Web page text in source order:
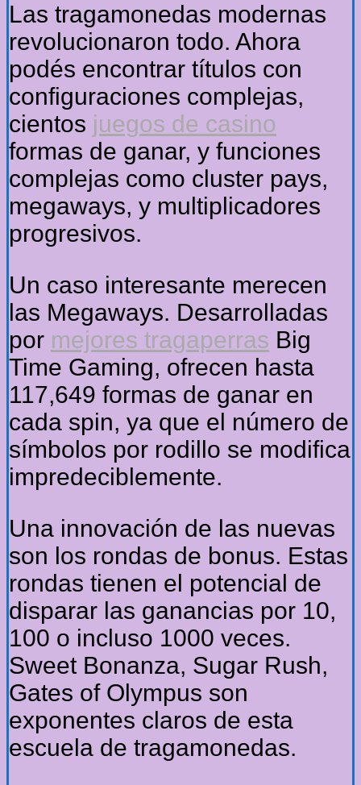
Las tragamonedas modernas
revolucionaron todo. Ahora
podés encontrar títulos con
configuraciones complejas,
cientos juegos de casino
formas de ganar, y funciones
complejas como cluster pays,
megaways, y multiplicadores
progresivos.
Un caso interesante merecen
las Megaways. Desarrolladas
por mejores tragaperras Big
Time Gaming, ofrecen hasta
117,649 formas de ganar en
cada spin, ya que el número de
símbolos por rodillo se modifica
impredeciblemente.
Una innovación de las nuevas
son los rondas de bonus. Estas
rondas tienen el potencial de
disparar las ganancias por 10,
100 o incluso 1000 veces.
Sweet Bonanza, Sugar Rush,
Gates of Olympus son
exponentes claros de esta
escuela de tragamonedas.